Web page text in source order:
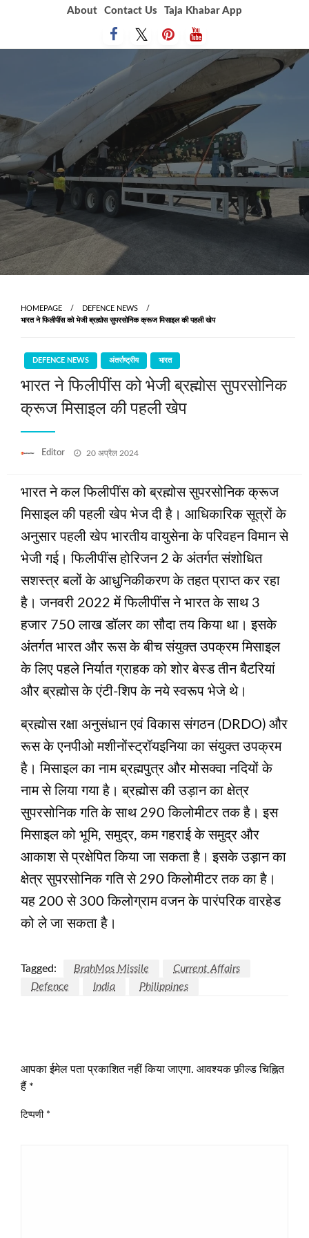
About Contact Us Taja Khabar App
HOMEPAGE
DEFENCE NEWS
भारत ने फिलीपींस को भेजी ब्रह्मोस सुपरसोनिक क्रूज मिसाइल की पहली खेप
DEFENCE NEWS अंतर्राष्ट्रीय भारत
भारत ने फिलीपींस को भेजी ब्रह्मोस सुपरसोनिक
क्रूज मिसाइल की पहली खेप
Editor
Posted
20 अप्रैल 2024
भारत ने कल फिलीपींस को ब्रह्मोस सुपरसोनिक क्रूज
मिसाइल की पहली खेप भेज दी है। आधिकारिक सूत्रों के
अनुसार पहली खेप भारतीय वायुसेना के परिवहन विमान से
भेजी गई। फिलीपींस होरिजन 2 के अंतर्गत संशोधित
सशस्‍त्र बलों के आधुनिकीकरण के तहत प्राप्‍त कर रहा
है। जनवरी 2022 में फिलीपींस ने भारत के साथ 3
हजार 750 लाख डॉलर का सौदा तय किया था। इसके
अंतर्गत भारत और रूस के बीच संयुक्त उपक्रम मिसाइल
के लिए पहले निर्यात ग्राहक को शोर बेस्‍ड तीन बैटरियां
और ब्रह्मोस के एंटी-शिप के नये स्वरूप भेजे थे।
ब्रह्मोस रक्षा अनुसंधान एवं विकास संगठन (DRDO) और
रूस के एनपीओ मशीनोंस्‍ट्रॉयइनिया का संयुक्‍त उपक्रम
है। मिसाइल का नाम ब्रह्मपुत्र और मोसक्‍वा नदियों के
नाम से लिया गया है। ब्रह्मोस की उड़ान का क्षेत्र
सुपरसोनिक गति के साथ 290 किलोमीटर तक है। इस
मिसाइल को भूमि, समुद्र, कम गहराई के समुद्र और
आकाश से प्रक्षेपित किया जा सकता है। इसके उड़ान का
क्षेत्र सुपरसोनिक गति से 290 किलोमीटर तक का है।
यह 200 से 300 किलोग्राम वजन के पारंपरिक वारहेड
को ले जा सकता है।
Tagged: BrahMos Missile
Current Affairs
Defence
India Philippines
आपका ईमेल पता प्रकाशित नहीं किया जाएगा. आवश्यक फ़ील्ड चिह्नित
हैं *
टिप्पणी *